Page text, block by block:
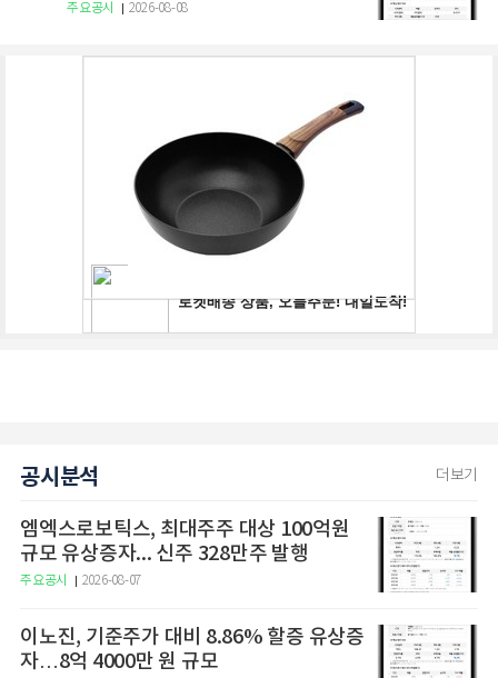
주요공시 2026-08-08
공시분석 더보기
엠엑스로보틱스, 최대주주 대상 100억원
규모 유상증자... 신주 328만주 발행
주요공시 2026-08-07
이노진, 기준주가 대비 8.86% 할증 유상증
자…8억 4000만 원 규모